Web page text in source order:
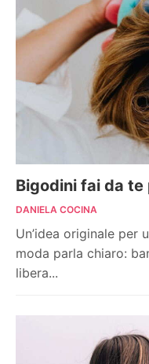
Bigodini fai da
DANIELA COCINA
Un’idea originale per
moda parla chiaro:
libera...